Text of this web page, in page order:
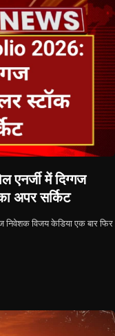
में दिग्गज
अपर सर्किट
विजय केडिया एक बार फिर